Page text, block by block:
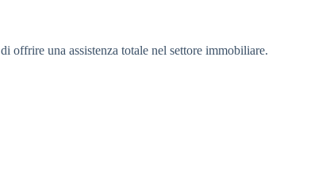
offrire una assistenza totale nel settore immobiliare.